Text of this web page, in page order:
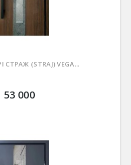
СТРАЖ (STRAJ) VEGA...
53 000